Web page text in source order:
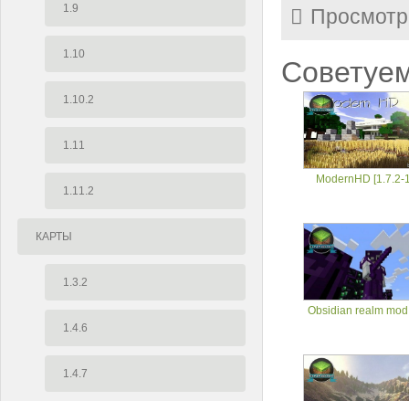
1.9
1.10
1.10.2
1.11
1.11.2
КАРТЫ
1.3.2
1.4.6
1.4.7
ModernHD [1.7.2-
Obsidian realm